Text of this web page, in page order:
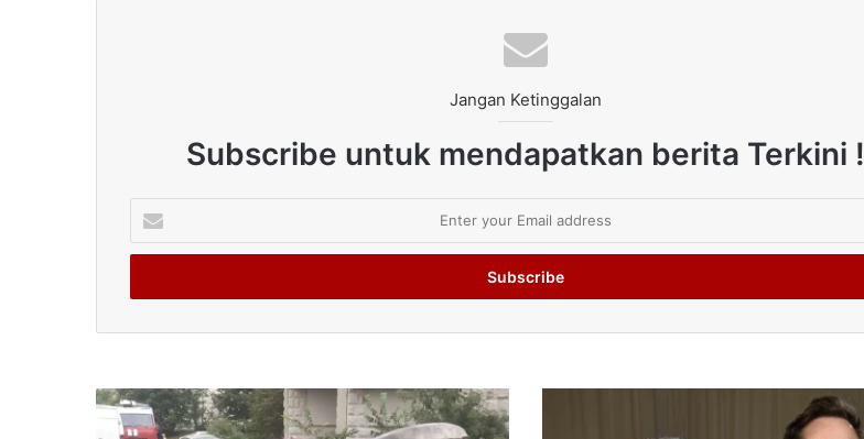
Jangan Ketinggalan
Subscribe untuk mendapatkan berita Terkini !
your
Email